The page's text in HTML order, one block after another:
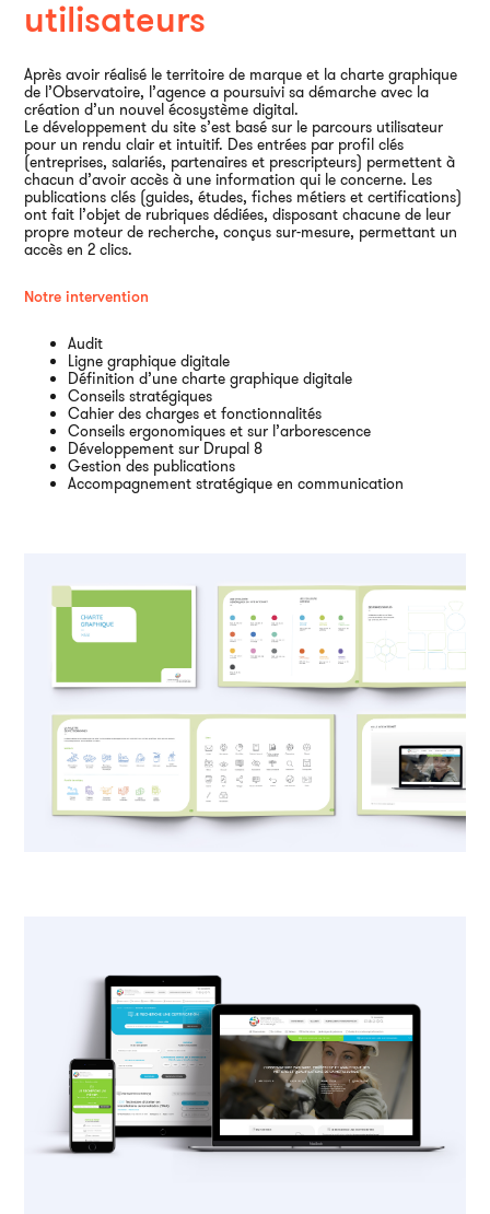
utilisateurs
Après avoir réalisé le territoire de marque et la charte graphique
de l’Observatoire, l’agence a poursuivi sa démarche avec la
création d’un nouvel écosystème digital.
Le développement du site s’est basé sur le parcours utilisateur
pour un rendu clair et intuitif. Des entrées par profil clés
(entreprises, salariés, partenaires et prescripteurs) permettent à
chacun d’avoir accès à une information qui le concerne. Les
publications clés (guides, études, fiches métiers et certifications)
ont fait l’objet de rubriques dédiées, disposant chacune de leur
propre moteur de recherche, conçus sur-mesure, permettant un
accès en 2 clics.
Notre intervention
Audit
Ligne graphique digitale
Définition d’une charte graphique digitale
Conseils stratégiques
Cahier des charges et fonctionnalités
Conseils ergonomiques et sur l’arborescence
Développement sur Drupal 8
Gestion des publications
Accompagnement stratégique en communication